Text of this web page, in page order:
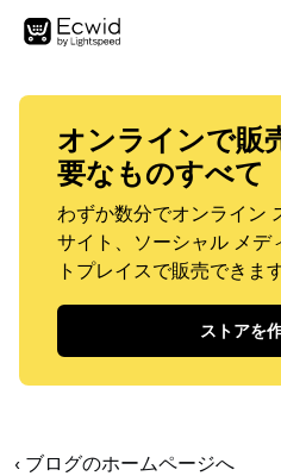
オンラインで販
要なものすべて
わずか数分でオンライン
サイト、ソーシャル メデ
トプレイスで販売できます
ストアを
‹ ブログのホームページへ